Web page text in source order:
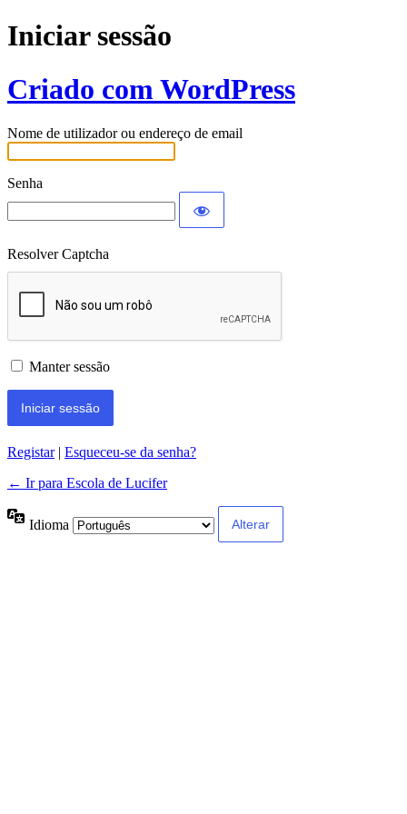
Iniciar sessão
Criado com WordPress
Nome de utilizador ou endereço de email
Senha
Resolver Captcha
Manter sessão
Alternative:
Registar| Esqueceu-se da senha?
← Ir para Escola de Lucifer
Idioma